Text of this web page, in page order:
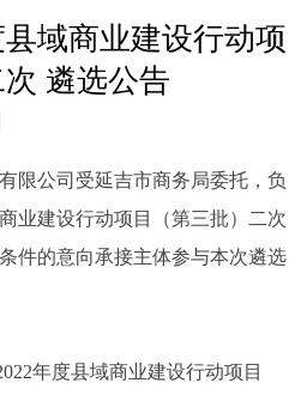
域商业建设行动项
遴选公告
公司受延吉市商务局委托，负
业建设行动项目（第三批）二次
件的意向承接主体参与本次遴选
年度县域商业建设行动项目